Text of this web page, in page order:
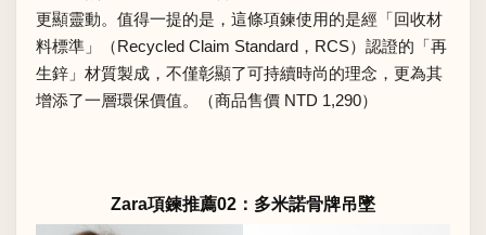
更顯靈動。值得一提的是，這條項鍊使用的是經「回收材
料標準」（Recycled Claim Standard，RCS）認證的「再
生鋅」材質製成，不僅彰顯了可持續時尚的理念，更為其
增添了一層環保價值。（商品售價 NTD 1,290）
Zara項鍊推薦02：多米諾骨牌吊墜